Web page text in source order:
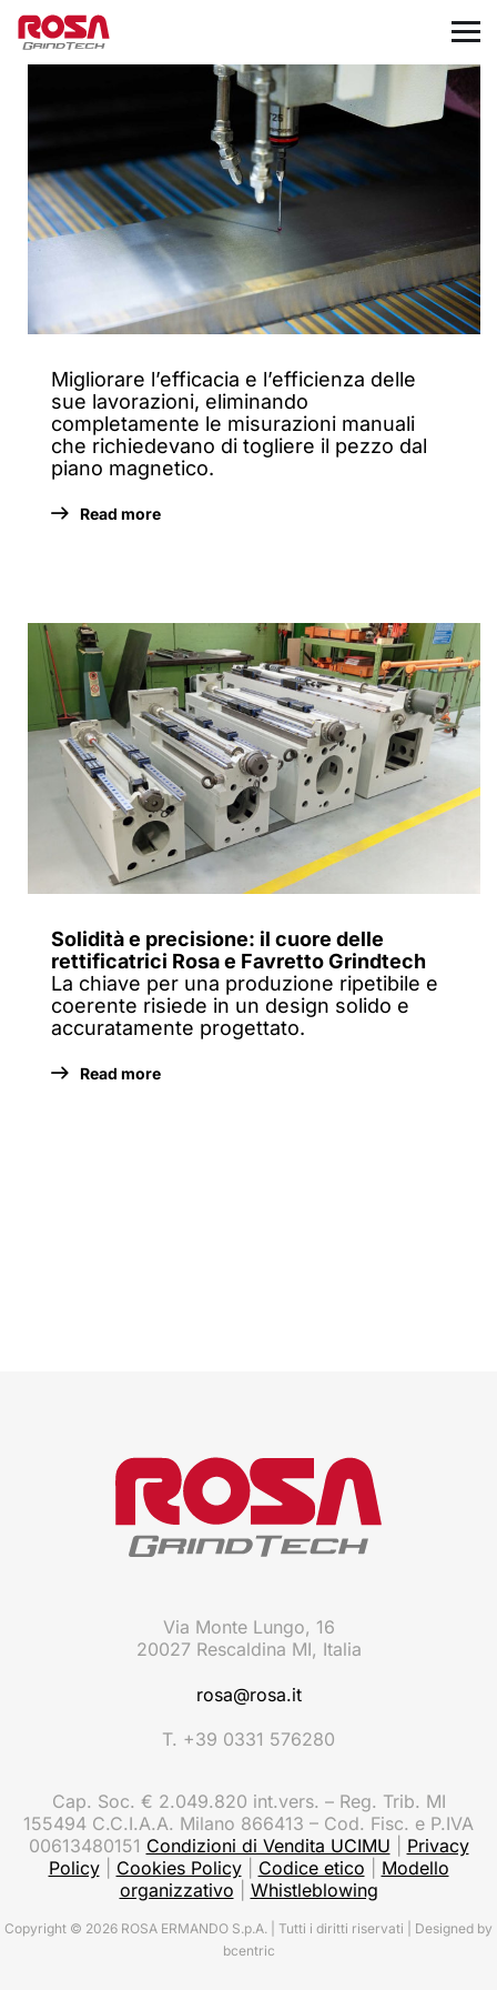
Migliorare l’efficacia e l’efficienza delle
sue lavorazioni, eliminando
completamente le misurazioni manuali
che richiedevano di togliere il pezzo dal
piano magnetico.
Read more
Solidità e precisione: il cuore delle
rettificatrici Rosa e Favretto Grindtech
La chiave per una produzione ripetibile e
coerente risiede in un design solido e
accuratamente progettato.
Read more
Via Monte Lungo, 16
20027 Rescaldina MI, Italia
rosa@rosa.it
T. +39 0331 576280
Cap. Soc. € 2.049.820 int.vers. – Reg. Trib. MI
155494 C.C.I.A.A. Milano 866413 – Cod. Fisc. e P.IVA
00613480151 Condizioni di Vendita UCIMU
Privacy
Policy| Cookies Policy| Codice etico
Modello
organizzativo
Whistleblowing
Copyright © 2026 ROSA ERMANDO S.p.A. | Tutti i diritti riservati | Designed by
bcentric